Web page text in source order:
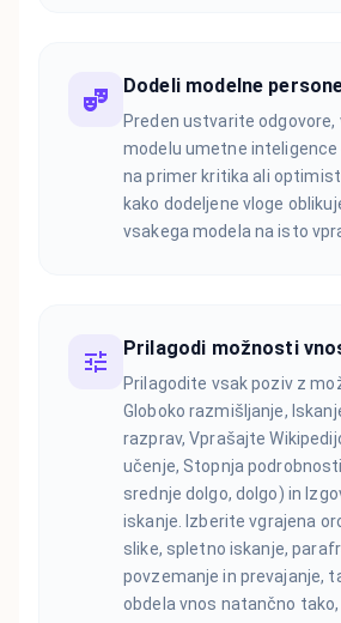
Dodeli modelne
Preden ustvarite odgovore,
modelu umetne inteligence
na primer kritika ali
kako dodeljene vloge
vsakega modela na isto
Prilagodi možnosti
Prilagodite vsak poziv z
Globoko razmišljanje,
razprav, Vprašajte
učenje, Stopnja
srednje dolgo, dolgo) in
iskanje. Izberite vgrajena
slike, spletno iskanje,
povzemanje in prevajanje,
obdela vnos natančno